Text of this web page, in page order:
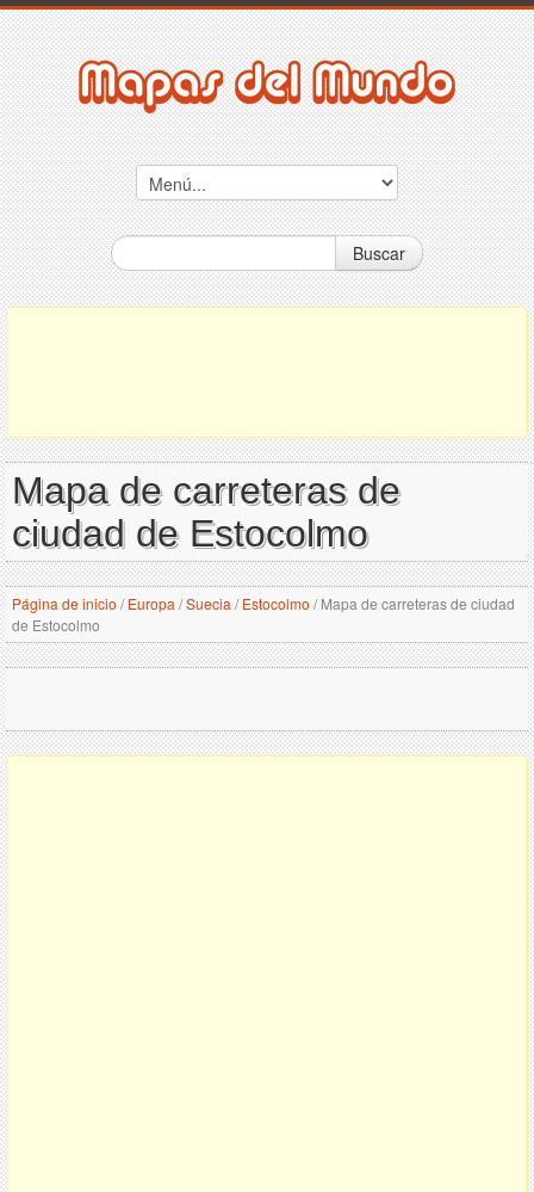
Buscar
Mapa de carreteras de
ciudad de Estocolmo
Página de inicio / Europa /Suecia / Estocolmo /Mapa de carreteras de ciudad
de Estocolmo